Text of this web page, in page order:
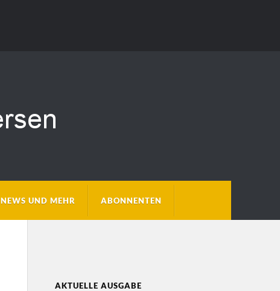
NEWS UND MEHR ABONNENTEN
AKTUELLE AUSGABE